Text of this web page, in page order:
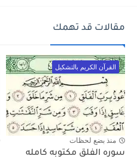
مقالات قد تهمك
القرآن الكريم بالتشكيل
منذ بضع لحظات
سوره الفلق مكتوبه كامله